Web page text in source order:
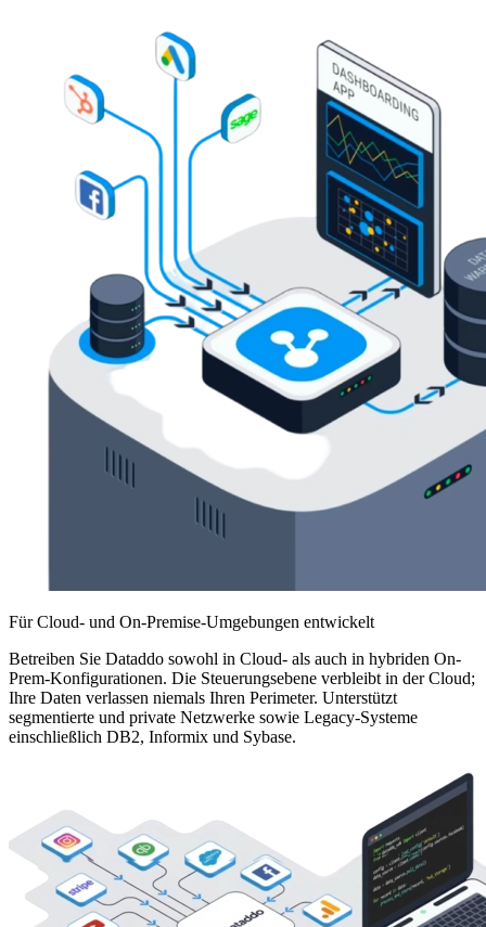
Für Cloud- und On-Premise-Umgebungen entwickelt
Betreiben Sie Dataddo sowohl in Cloud- als auch in hybriden On-
Prem-Konfigurationen. Die Steuerungsebene verbleibt in der Cloud;
Ihre Daten verlassen niemals Ihren Perimeter. Unterstützt
segmentierte und private Netzwerke sowie Legacy-Systeme
einschließlich DB2, Informix und Sybase.